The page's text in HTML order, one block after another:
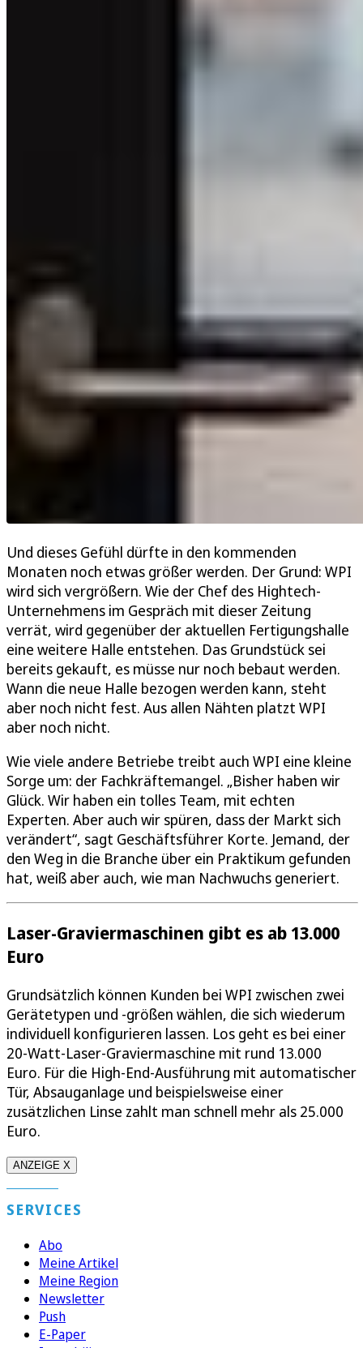
Und dieses Gefühl dürfte in den kommenden
Monaten noch etwas größer werden. Der Grund: WPI
wird sich vergrößern. Wie der Chef des Hightech-
Unternehmens im Gespräch mit dieser Zeitung
verrät, wird gegenüber der aktuellen Fertigungshalle
eine weitere Halle entstehen. Das Grundstück sei
bereits gekauft, es müsse nur noch bebaut werden.
Wann die neue Halle bezogen werden kann, steht
aber noch nicht fest. Aus allen Nähten platzt WPI
aber noch nicht.
Wie viele andere Betriebe treibt auch WPI eine kleine
Sorge um: der Fachkräftemangel. „Bisher haben wir
Glück. Wir haben ein tolles Team, mit echten
Experten. Aber auch wir spüren, dass der Markt sich
verändert“, sagt Geschäftsführer Korte. Jemand, der
den Weg in die Branche über ein Praktikum gefunden
hat, weiß aber auch, wie man Nachwuchs generiert.
Laser-Graviermaschinen gibt es ab 13.000
Euro
Grundsätzlich können Kunden bei WPI zwischen zwei
Gerätetypen und -größen wählen, die sich wiederum
individuell konfigurieren lassen. Los geht es bei einer
20-Watt-Laser-Graviermaschine mit rund 13.000
Euro. Für die High-End-Ausführung mit automatischer
Tür, Absauganlage und beispielsweise einer
zusätzlichen Linse zahlt man schnell mehr als 25.000
Euro.
ANZEIGE X
SERVICES
Abo
Meine Artikel
Meine Region
Newsletter
Push
E-Paper